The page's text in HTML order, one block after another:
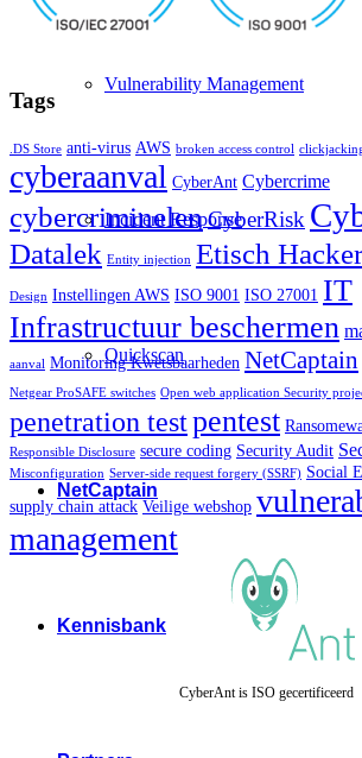
Vulnerability Management
Incident Response
Quickscan
NetCaptain
Kennisbank
Tags
.DS Store anti-virus AWS broken access control
cyberaanval CyberAnt Cybercrime
cybercriminelenCyberRisk
Datalek Entity injection Etisch Hacker
Design Instellingen AWS ISO 9001 ISO 27001 IT
Infrastructuur beschermen
aanval Monitoring Kwetsbaarheden NetCaptain
Netgear ProSAFE switches Open web application Security
penetration testpentest
Responsible Disclosure secure coding Security Audit
Misconfiguration Server-side request forgery (SSRF) Social
supply chain attack Veilige webshop
management
CyberAnt is ISO gecertificeerd